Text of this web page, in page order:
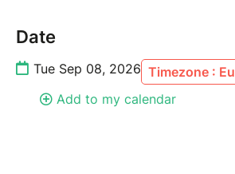
Date
Tue Sep 08, 2026 Timezone :
Add to my calendar